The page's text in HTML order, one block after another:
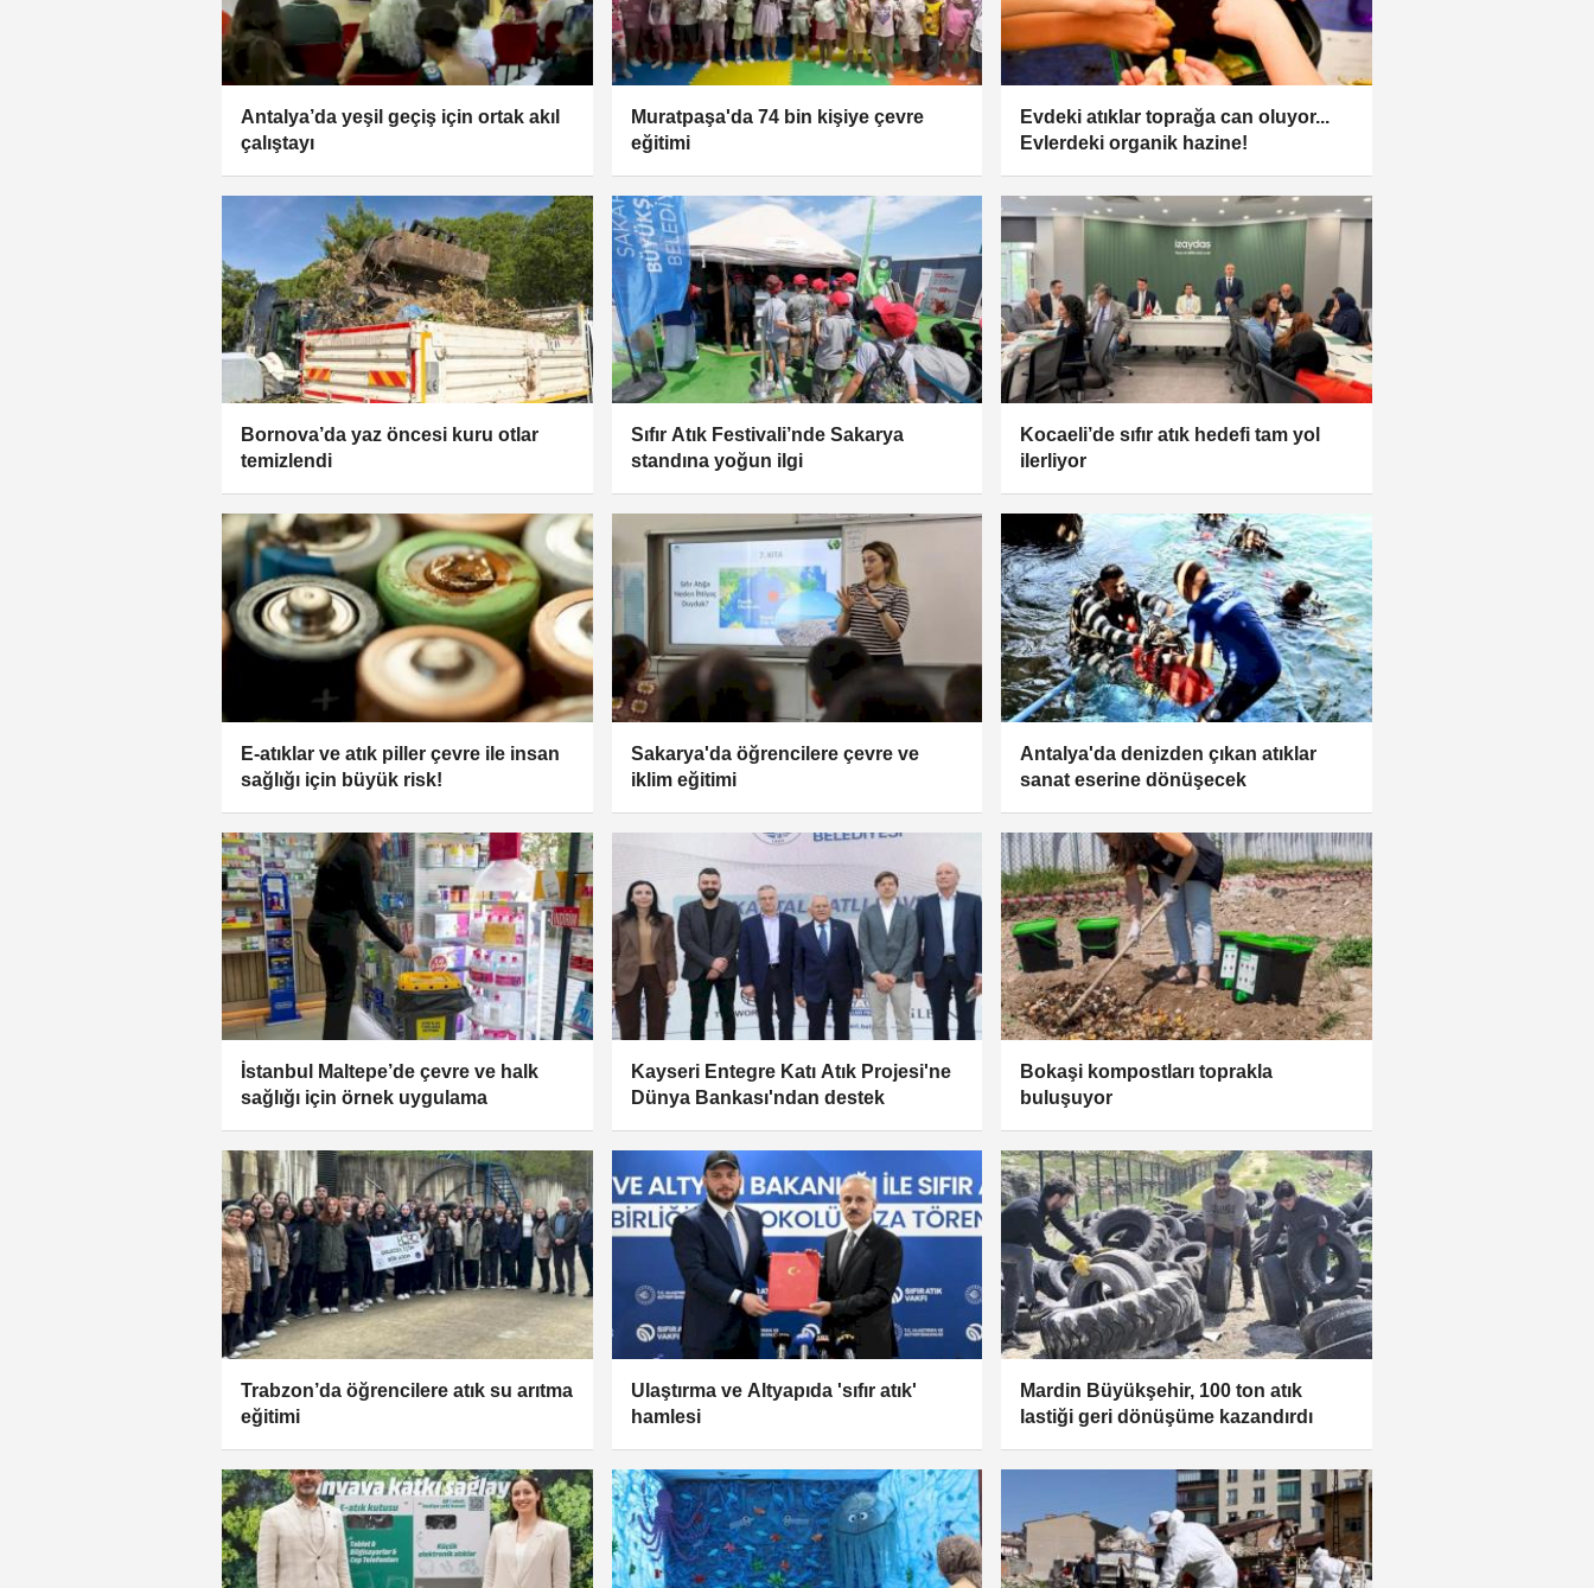
Antalya’da yeşil geçiş için ortak akıl
çalıştayı
Muratpaşa'da 74 bin kişiye çevre
eğitimi
Evdeki atıklar toprağa can oluyor...
Evlerdeki organik hazine!
Bornova’da yaz öncesi kuru otlar
temizlendi
Sıfır Atık Festivali’nde Sakarya
standına yoğun ilgi
Kocaeli’de sıfır atık hedefi tam yol
ilerliyor
E-atıklar ve atık piller çevre ile insan
sağlığı için büyük risk!
Sakarya'da öğrencilere çevre ve
iklim eğitimi
Antalya'da denizden çıkan atıklar
sanat eserine dönüşecek
İstanbul Maltepe’de çevre ve halk
sağlığı için örnek uygulama
Kayseri Entegre Katı Atık Projesi'ne
Dünya Bankası'ndan destek
Bokaşi kompostları toprakla
buluşuyor
Trabzon’da öğrencilere atık su arıtma
eğitimi
Ulaştırma ve Altyapıda 'sıfır atık'
hamlesi
Mardin Büyükşehir, 100 ton atık
lastiği geri dönüşüme kazandırdı